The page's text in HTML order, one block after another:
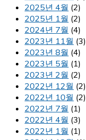
2025년 4월 (2)
2025년 1월 (2)
2024년 7월 (4)
2023년 11월 (3)
2023년 8월 (4)
2023년 5월 (1)
2023년 2월 (2)
2022년 12월 (2)
2022년 10월 (2)
2022년 7월 (1)
2022년 4월 (3)
2022년 1월 (1)